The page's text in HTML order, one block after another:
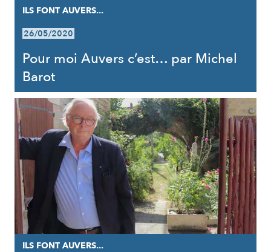
ILS FONT AUVERS...
26/05/2020
Pour moi Auvers c’est… par Michel
Barot
ILS FONT AUVERS...